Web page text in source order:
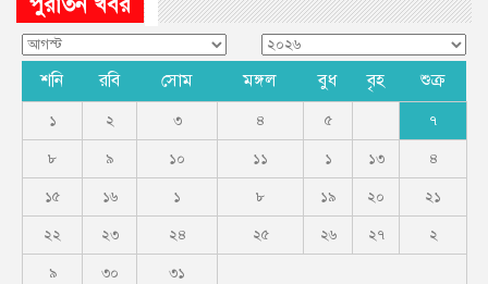
শনি রবি সোম মঙ্গল বুধ বৃহ শুক্র
১ ২ ৩ ৪ ৫ ৭
৮ ৯ ১০ ১১ ১ ১৩ ৪
১৫ ১৬ ১ ৮ ১৯ ২০ ২১
২২ ২৩ ২৪ ২৫ ২৬ ২৭ ২
৯ ৩০ ৩১